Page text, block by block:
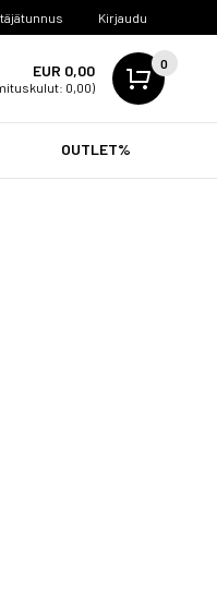
Kirjaudu
EUR 0,00
0,00)
0
OUTLET%